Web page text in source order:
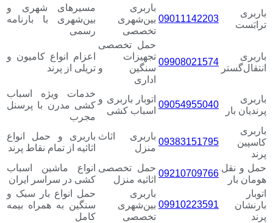
باربری
ترابَست
09011142203
باربری
بین‌شهری
تخصصی
مسیرهای شهری و
بین‌شهری با بارنامه
رسمی
باربری
انتقال‌گستر
09908021574
حمل تخصصی
تجهیزات
سنگین و
اداری
اعزام انواع کامیون و
تریلی از پرند
باربری
پرندیان بار
09054955040
اتوبار باربری و
اسباب کشی
خدمات ویژه اسباب
کشی مدرن با پرسنل
مجرب
باربری
کاسپین
پرند
09383151795
باربری اثاث
منزل
باربری و حمل انواع
اثاثیه از تمام نقاط پرند
حمل و نقل
هومان بار
09210709766
حمل تخصصی
اثاثیه منزل
انواع ماشین اسباب
کشی در سراسر ایران
اتوبار
بارنشان
پرند
09910223591
باربری
بین‌شهری
تخصصی
حمل انواع بار سبک و
سنگین به همراه بیمه
کامل